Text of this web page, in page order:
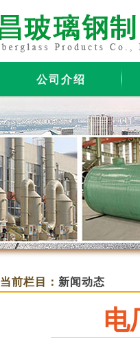
公司介绍
当前栏目： 新闻动态
电